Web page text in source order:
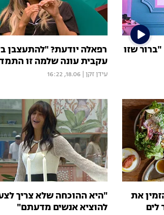
שזו
רפאלה יודעת? "להתעצבן
עקבית עונה שלמה זו
עידן זקן 18.06, 16:22
את
"היא ההוכחה שלא צריך
להוציא אנשים מדעתם"